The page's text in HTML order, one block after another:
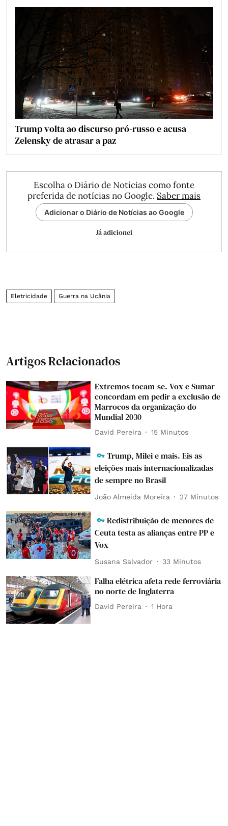
Trump volta ao discurso pró-russo e acusa
Zelensky de atrasar a paz
Escolha o Diário de Notícias como fonte
preferida de notícias no Google. Saber mais
Adicionar o Diário de Notícias ao Google
Já adicionei
Eletricidade Guerra na Ucânia
Artigos Relacionados
Extremos tocam-se. Vox e Sumar
concordam em pedir a exclusão de
Marrocos da organização do
Mundial 2030
David Pereira 15 Minutos
Trump, Milei e mais. Eis as
eleições mais internacionalizadas
de sempre no Brasil
João Almeida Moreira 27 Minutos
Redistribuição de menores de
Ceuta testa as alianças entre PP e
Vox
Susana Salvador 33 Minutos
Falha elétrica afeta rede ferroviária
no norte de Inglaterra
David Pereira 1 Hora